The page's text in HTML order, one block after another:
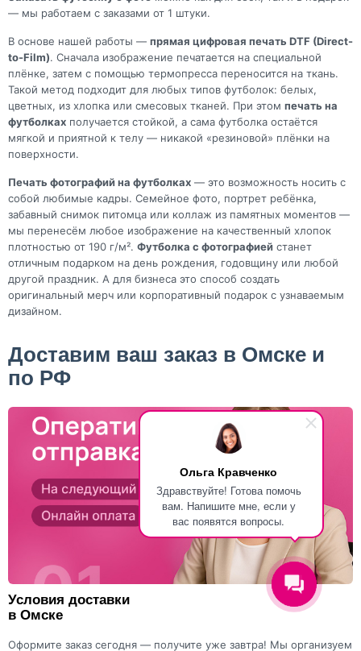
Ольга Кравченко
Здравствуйте! Готова помочь
вам. Напишите мне, если у
вас появятся вопросы.
— мы работаем с заказами от 1 штуки.
В основе нашей работы — прямая цифровая печать DTF (Direct-
to-Film). Сначала изображение печатается на специальной
плёнке, затем с помощью термопресса переносится на ткань.
Такой метод подходит для любых типов футболок: белых,
цветных, из хлопка или смесовых тканей. При этом печать на
футболках получается стойкой, а сама футболка остаётся
мягкой и приятной к телу — никакой «резиновой» плёнки на
поверхности.
Печать фотографий на футболках — это возможность носить с
собой любимые кадры. Семейное фото, портрет ребёнка,
забавный снимок питомца или коллаж из памятных моментов —
мы перенесём любое изображение на качественный хлопок
плотностью от 190 г/м². Футболка с фотографией станет
отличным подарком на день рождения, годовщину или любой
другой праздник. А для бизнеса это способ создать
оригинальный мерч или корпоративный подарок с узнаваемым
дизайном.
Доставим ваш заказ в Омске и
по РФ
Условия доставки
в Омске
Оформите заказ сегодня — получите уже завтра! Мы организуем